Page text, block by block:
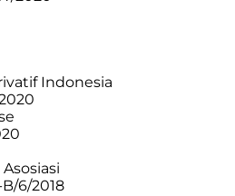
Indonesia
B/6/2018